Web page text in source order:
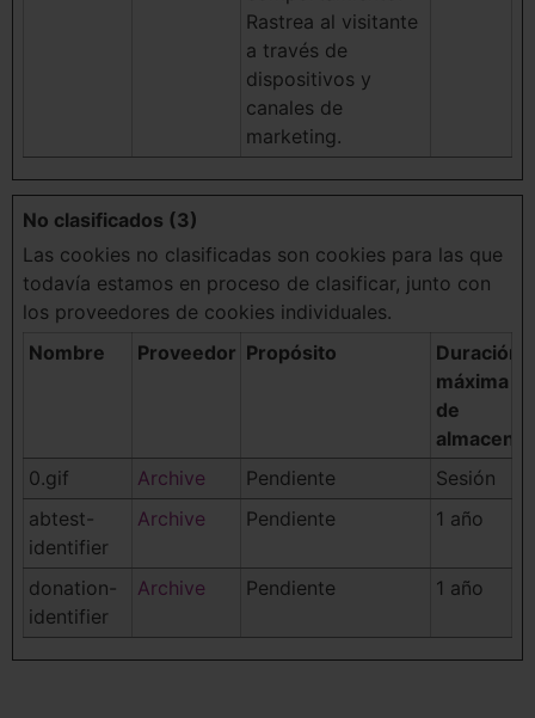
Rastrea al visitante
a través de
dispositivos y
canales de
marketing.
No clasificados (3)
Las cookies no clasificadas son cookies para las que
todavía estamos en proceso de clasificar, junto con
los proveedores de cookies individuales.
Nombre
Proveedor Propósito
Duración
máxima
de
0.gif
Archive Pendiente
Sesión
abtest-
identifier
Archive Pendiente 1 año
donation-
identifier
Archive Pendiente 1 año